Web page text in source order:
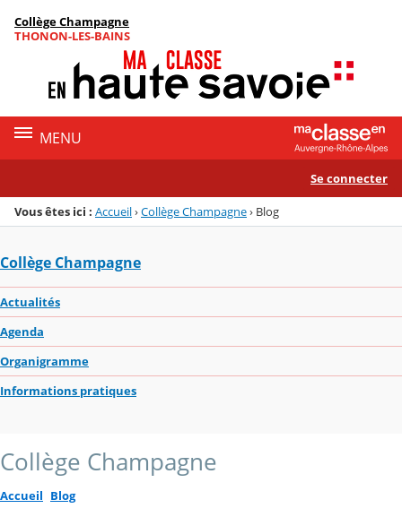
Menu de la rubrique
Contenu
Collège Champagne
THONON-LES-BAINS
MENU
Se connecter
Vous êtes ici : Accueil›Collège Champagne› Blog
Collège Champagne
Actualités
Agenda
Organigramme
Informations pratiques
Collège Champagne
Accueil Blog